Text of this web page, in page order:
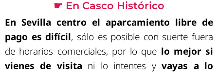
☛ En Casco Histórico
En Sevilla centro el aparcamiento libre de
pago es difícil, sólo es posible con suerte fuera
de horarios comerciales, por lo que lo mejor si
vienes de visita ni lo intentes yvayas a lo